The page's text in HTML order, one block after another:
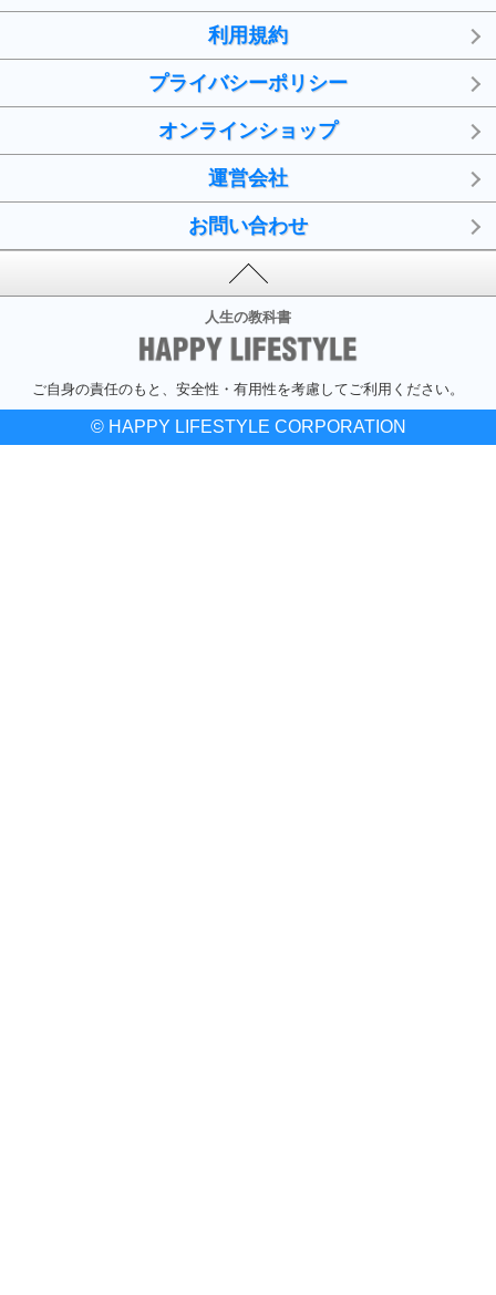
利用規約
プライバシーポリシー
オンラインショップ
運営会社
お問い合わせ
人生の教科書
ご自身の責任のもと、安全性・有用性を考慮してご利用ください。
© HAPPY LIFESTYLE CORPORATION